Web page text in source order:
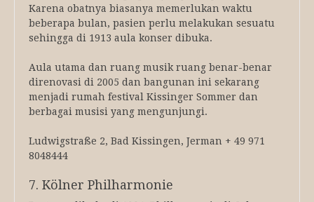
Karena obatnya biasanya memerlukan waktu
beberapa bulan, pasien perlu melakukan sesuatu
sehingga di 1913 aula konser dibuka.
Aula utama dan ruang musik ruang benar-benar
direnovasi di 2005 dan bangunan ini sekarang
menjadi rumah festival Kissinger Sommer dan
berbagai musisi yang mengunjungi.
Ludwigstraße 2, Bad Kissingen, Jerman + 49 971
8048444
7. Kölner Philharmonie